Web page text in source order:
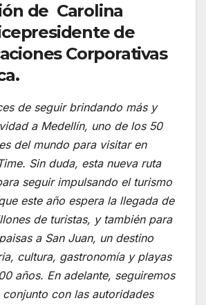
de Carolina
de
Corporativas
de seguir brindando más y
a Medellín, uno de los 50
del mundo para visitar en
Sin duda, esta nueva ruta
seguir impulsando el turismo
este año espera la llegada de
de turistas, y también para
a San Juan, un destino
cultura, gastronomía y playas
años. En adelante, seguiremos
con las autoridades